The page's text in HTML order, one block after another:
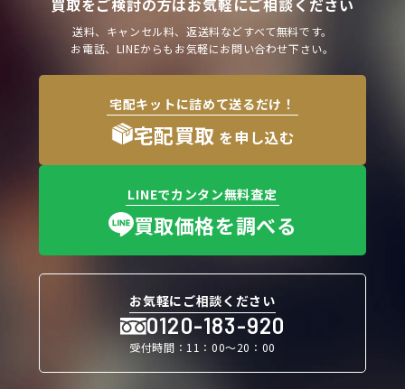
送料、キャンセル料、返送料などすべて無料です。
お電話、LINEからもお気軽にお問い合わせ下さい。
宅配キットに詰めて送るだけ！
宅配買取 を申し込む
LINEでカンタン無料査定
買取価格を調べる
お気軽にご相談ください
0120-183-920
受付時間：11：00〜20：00